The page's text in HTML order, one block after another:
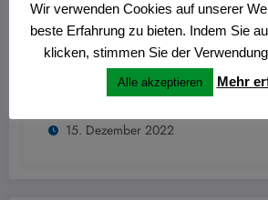
Wolfgang Thiemann 0
Journal am Sonntag vom
Visbecker Leuchten
15. Dezember 2022
Wir verwenden Cookies auf unserer
beste Erfahrung zu bieten. Indem Sie
klicken, stimmen Sie der
Alle akzeptieren Mehr